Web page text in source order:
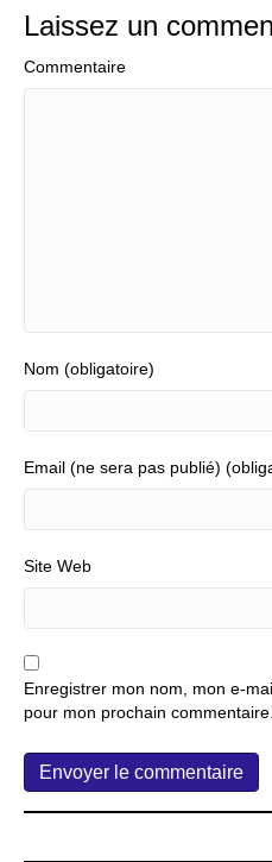
Laissez un
Commentaire
Nom (obligatoire)
Email (ne sera pas publié)
Site Web
Enregistrer mon nom, mon e-
pour mon prochain commentaire.